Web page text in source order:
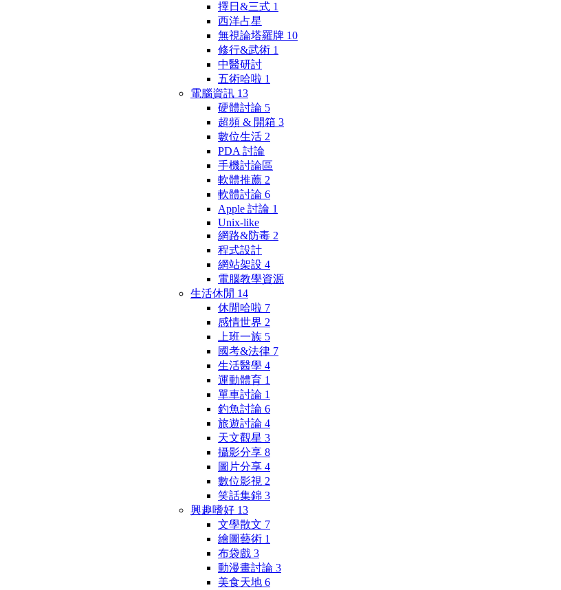
擇日&三式 1
西洋占星
無視論塔羅牌 10
修行&武術 1
中醫研討
五術哈啦 1
電腦資訊 13
硬體討論 5
超頻 & 開箱 3
數位生活 2
PDA 討論
手機討論區
軟體推薦 2
軟體討論 6
Apple 討論 1
Unix-like
網路&防毒 2
程式設計
網站架設 4
電腦教學資源
生活休閒 14
休閒哈啦 7
感情世界 2
上班一族 5
國考&法律 7
生活醫學 4
運動體育 1
單車討論 1
釣魚討論 6
旅遊討論 4
天文觀星 3
攝影分享 8
圖片分享 4
數位影視 2
笑話集錦 3
興趣嗜好 13
文學散文 7
繪圖藝術 1
布袋戲 3
動漫畫討論 3
美食天地 6